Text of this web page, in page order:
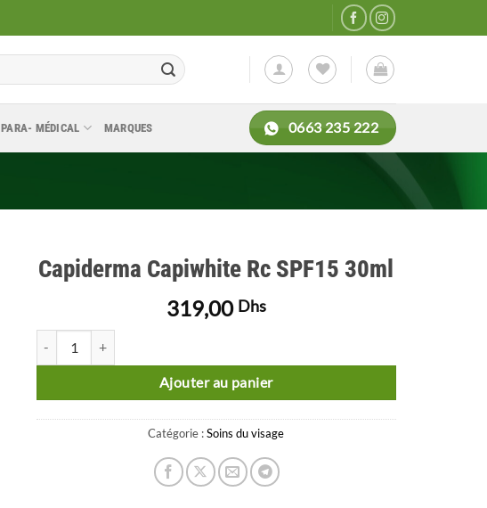
PARA- MÉDICAL MARQUES 0663 235 222
Capiderma Capiwhite Rc SPF15 30ml
319,00 Dhs
Ajouter au panier
Catégorie :Soins du visage